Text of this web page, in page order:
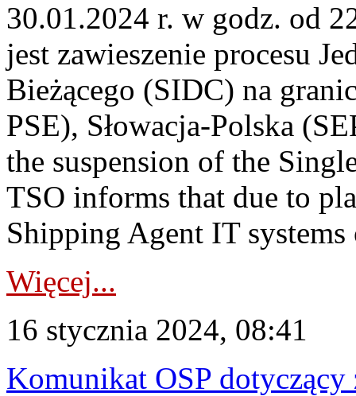
30.01.2024 r. w godz. od
jest zawieszenie procesu
Bieżącego (SIDC) na
PSE), Słowacja-Polska
the suspension of the
TSO informs that due to
Shipping Agent IT
Więcej...
16 stycznia 2024, 08:41
Komunikat OSP dotyczący